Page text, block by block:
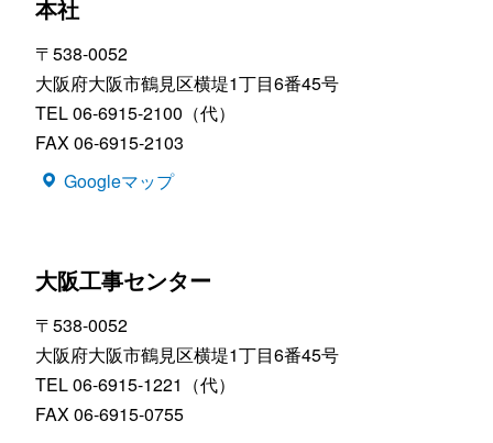
本社
〒538-0052
大阪府大阪市鶴見区横堤1丁目6番45号
TEL 06-6915-2100（代）
FAX 06-6915-2103
Googleマップ
大阪工事センター
〒538-0052
大阪府大阪市鶴見区横堤1丁目6番45号
TEL 06-6915-1221（代）
FAX 06-6915-0755